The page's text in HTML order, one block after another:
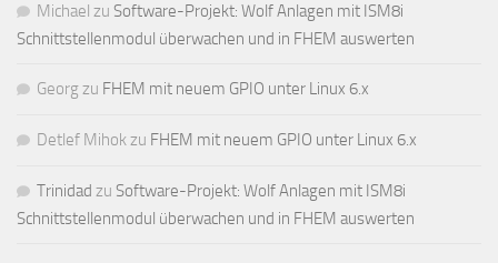
Michael zu Software-Projekt: Wolf Anlagen mit ISM8i
Schnittstellenmodul überwachen und in FHEM auswerten
Georgzu FHEM mit neuem GPIO unter Linux 6.x
Detlef Mihokzu FHEM mit neuem GPIO unter Linux 6.x
Trinidad zu Software-Projekt: Wolf Anlagen mit ISM8i
Schnittstellenmodul überwachen und in FHEM auswerten